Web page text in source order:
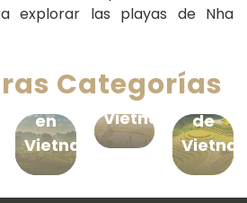
explorar las playas de Nha
Categorías
Tours
Privados
en
Vietnam
Viajes
Centro
de
Vietnam
Norte
de